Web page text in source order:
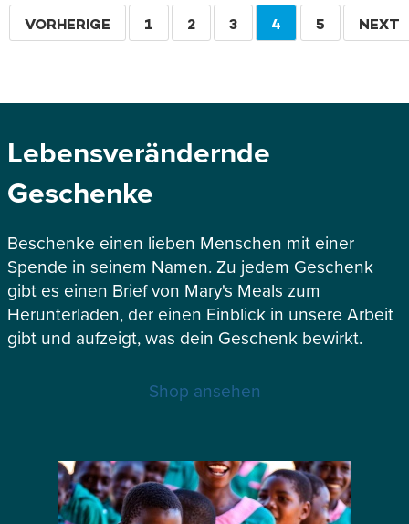
Seitennummerierung
VORHERIGE
VORHERIGE SEITE
1 SEITE
2 SEITE
3
AKTUELLE
4 SEITE
5 NEXT
Lebensverändernde
Geschenke
Beschenke einen lieben Menschen mit einer
Spende in seinem Namen. Zu jedem Geschenk
gibt es einen Brief von Mary's Meals zum
Herunterladen, der einen Einblick in unsere Arbeit
gibt und aufzeigt, was dein Geschenk bewirkt.
Shop ansehen